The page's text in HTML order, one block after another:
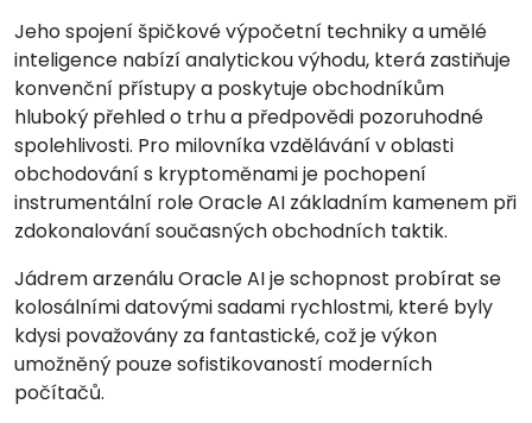
Jeho spojení špičkové výpočetní techniky a umělé
inteligence nabízí analytickou výhodu, která zastiňuje
konvenční přístupy a poskytuje obchodníkům
hluboký přehled o trhu a předpovědi pozoruhodné
spolehlivosti. Pro milovníka vzdělávání v oblasti
obchodování s kryptoměnami je pochopení
instrumentální role Oracle AI základním kamenem při
zdokonalování současných obchodních taktik.
Jádrem arzenálu Oracle AI je schopnost probírat se
kolosálními datovými sadami rychlostmi, které byly
kdysi považovány za fantastické, což je výkon
umožněný pouze sofistikovaností moderních
počítačů.